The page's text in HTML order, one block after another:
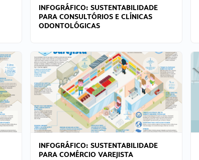
INFOGRÁFICO: SUSTENTABILIDADE
PARA CONSULTÓRIOS E CLÍNICAS
ODONTOLÓGICAS
INFOGRÁFICO: SUSTENTABILIDADE
PARA COMÉRCIO VAREJISTA